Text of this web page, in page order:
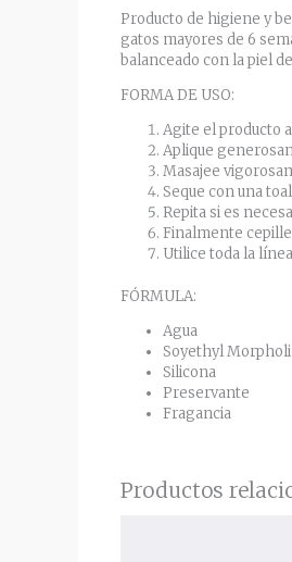
Producto de higiene y
gatos mayores de 6
balanceado con la piel
FORMA DE USO:
Agite el producto
Aplique
Masajee
Seque con una
Repita si es
Finalmente
Utilice toda la
FÓRMULA:
Agua
Soyethyl
Silicona
Preservante
Fragancia
Productos